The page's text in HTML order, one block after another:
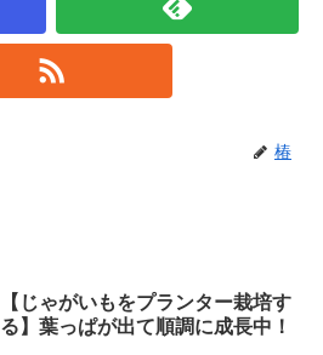
椿
【じゃがいもをプランター栽培す
る】葉っぱが出て順調に成長中！